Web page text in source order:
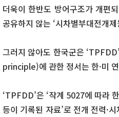
더욱이 한반도 방어구조가 개편
공유하지 않는 ‘시차별부대전개
그러지 않아도 한국군은
principle)에 관한 정서는 한·미
‘TPFDD’은 ‘작계 5027에 따라
등이 기록된 자료’로 전개 전력·